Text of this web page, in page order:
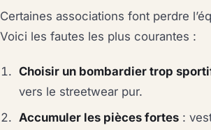
Certaines associations font perdre
Voici les fautes les plus courantes :
Choisir un bombardier trop
vers le streetwear pur.
Accumuler les pièces fortes :